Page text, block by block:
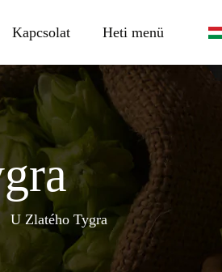
Kapcsolat Heti menü
U Zlatého Tygra